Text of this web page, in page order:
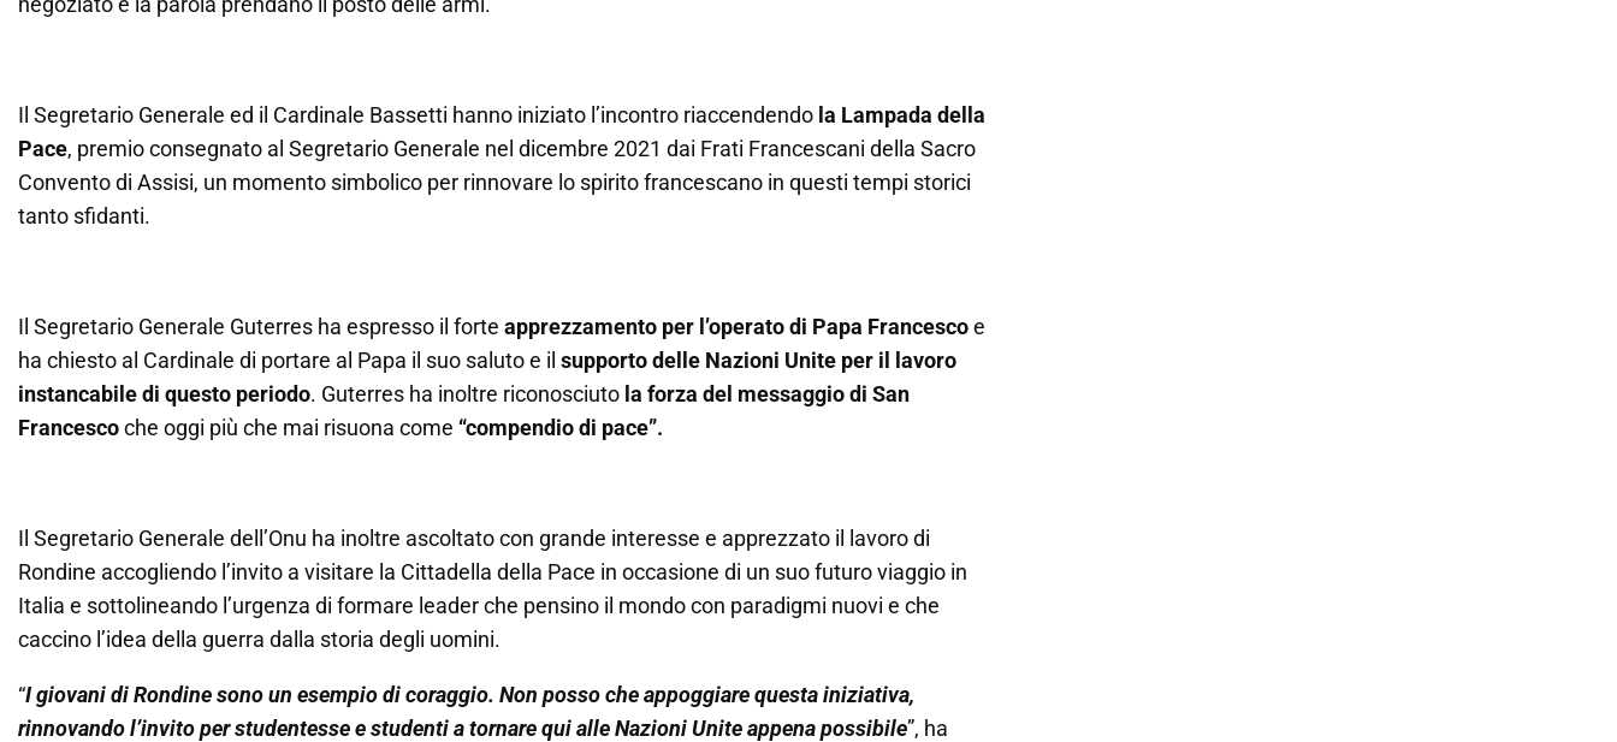
Il Segretario Generale ed il Cardinale Bassetti hanno iniziato l’incontro riaccendendo la Lampada della
Pace, premio consegnato al Segretario Generale nel dicembre 2021 dai Frati Francescani della Sacro
Convento di Assisi, un momento simbolico per rinnovare lo spirito francescano in questi tempi storici
tanto sfidanti.
Il Segretario Generale Guterres ha espresso il forte apprezzamento per l’operato di Papa Francescoe
ha chiesto al Cardinale di portare al Papa il suo saluto e il supporto delle Nazioni Unite per il lavoro
instancabile di questo periodo. Guterres ha inoltre riconosciuto la forza del messaggio di San
Francescoche oggi più che mai risuona come “compendio di pace”.
Il Segretario Generale dell’Onu ha inoltre ascoltato con grande interesse e apprezzato il lavoro di
Rondine accogliendo l’invito a visitare la Cittadella della Pace in occasione di un suo futuro viaggio in
Italia e sottolineando l’urgenza di formare leader che pensino il mondo con paradigmi nuovi e che
caccino l’idea della guerra dalla storia degli uomini.
“I giovani di Rondine sono un esempio di coraggio. Non posso che appoggiare questa iniziativa,
rinnovando l’invito per studentesse e studenti a tornare qui alle Nazioni Unite appena possibile”, ha